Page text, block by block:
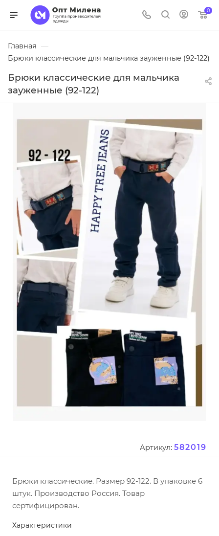
0
Главная —
Брюки классические для мальчика зауженные (92-122)
Брюки классические для мальчика
зауженные (92-122)
Артикул: 582019
Брюки классические. Размер 92-122. В упаковке 6
штук. Производство Россия. Товар
сертифицирован.
Характеристики